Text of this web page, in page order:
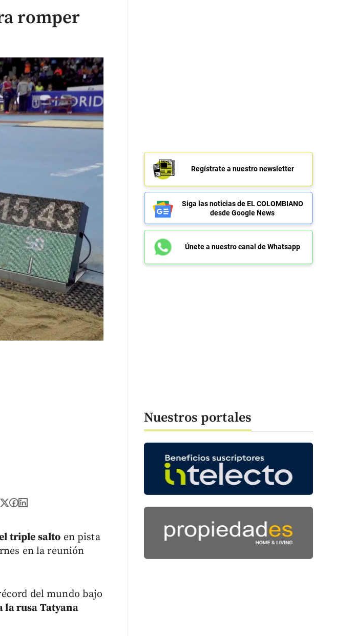
romper
triple salto en pista
en la reunión
del mundo bajo
la rusa Tatyana
Regístrate a nuestro newsletter
Siga las noticias de EL COLOMBIANO
desde Google News
Únete a nuestro canal de Whatsapp
Nuestros portales